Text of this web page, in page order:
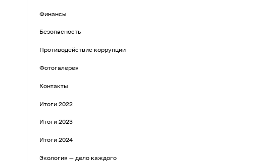
Финансы
Безопасность
Противодействие коррупции
Фотогалерея
Контакты
Итоги 2022
Итоги 2023
Итоги 2024
Экология — дело каждого